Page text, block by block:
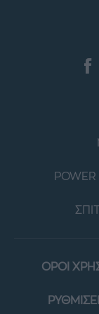
POWER
ΣΠΙΤΙ
ΟΡΟΙ